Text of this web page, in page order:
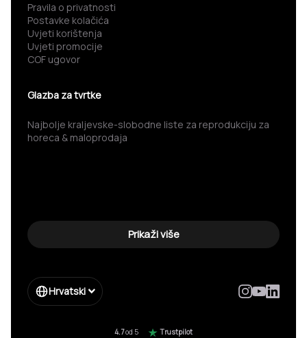
Pravila o privatnosti
Postavke kolačića
Uvjeti korištenja
Uvjeti promocije
COF ugovor
Glazba za tvrtke
Najbolje kraljevske-slobodne liste za reprodukciju za
horeca & maloprodaja
Prikaži više
Hrvatski
4.7od 5
Trustpilot